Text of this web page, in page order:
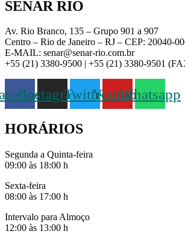
SENAR RIO
Av. Rio Branco, 135 – Grupo 901 a 907
Centro – Rio de Janeiro – RJ – CEP: 20040-
E-MAIL: senar@senar-rio.com.br
+55 (21) 3380-9500 | +55 (21) 3380-9501
InstagramTwitterYoutubeWhatsapp
HORÁRIOS
Segunda a Quinta-feira
09:00 às 18:00 h
Sexta-feira
08:00 às 17:00 h
Intervalo para Almoço
12:00 às 13:00 h